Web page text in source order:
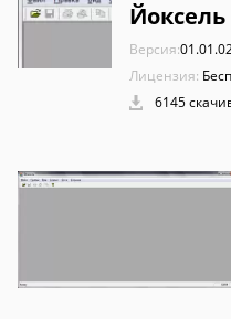
Йоксель
Версия:
Лицензия:
6145